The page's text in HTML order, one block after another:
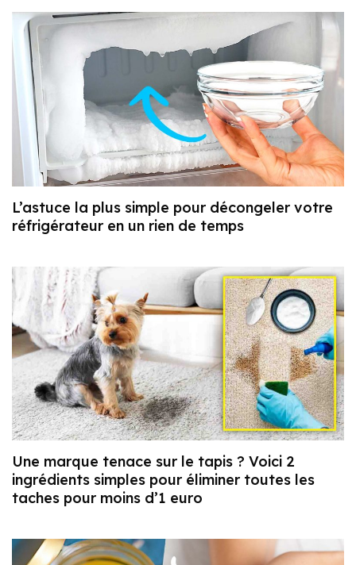
L’astuce la plus simple pour décongeler votre
réfrigérateur en un rien de temps
Une marque tenace sur le tapis ? Voici 2
ingrédients simples pour éliminer toutes les
taches pour moins d’1 euro